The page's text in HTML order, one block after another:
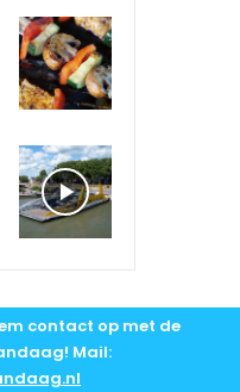
contact op met de
Mail: